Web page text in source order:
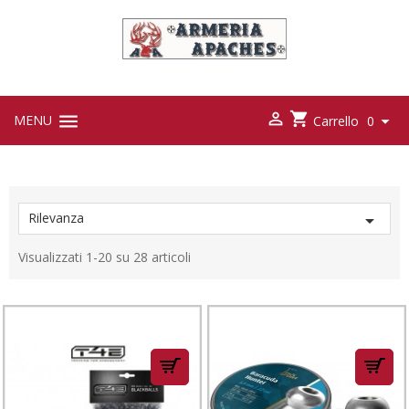
MENU   Carrello 0 

Rilevanza 
Visualizzati 1-20 su 28 articoli